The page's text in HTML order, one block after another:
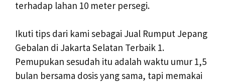
terhadap lahan 10 meter persegi.
Ikuti tips dari kami sebagai Jual Rumput Jepang
Gebalan di Jakarta Selatan Terbaik 1.
Pemupukan sesudah itu adalah waktu umur 1,5
bulan bersama dosis yang sama, tapi memakai